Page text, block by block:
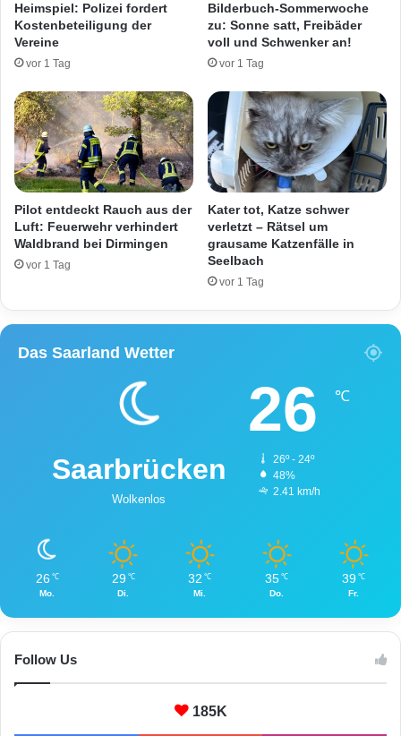
n
S
e
r
i
g
a
b
g
e
s
t
ü
Heimspiel: Polizei fordert
Kostenbeteiligung der
Vereine
vor 1 Tag
Bilderbuch-Sommerwoche
zu: Sonne satt, Freibäder
voll und Schwenker an!
vor 1 Tag
Pilot entdeckt Rauch aus der
Luft: Feuerwehr verhindert
Waldbrand bei Dirmingen
vor 1 Tag
Kater tot, Katze schwer
verletzt – Rätsel um
grausame Katzenfälle in
Seelbach
vor 1 Tag
Das Saarland Wetter
Saarbrücken
Wolkenlos
26 ℃
26º - 24º
48%
2.41 km/h
26 ℃
Mo.
29 ℃
Di.
32 ℃
Mi.
35 ℃
Do.
39 ℃
Fr.
Follow Us
185K